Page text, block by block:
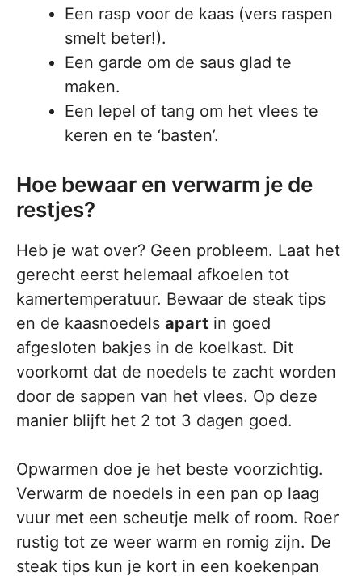
Een rasp voor de kaas (vers raspen
smelt beter!).
Een garde om de saus glad te
maken.
Een lepel of tang om het vlees te
keren en te ‘basten’.
Hoe bewaar en verwarm je de
restjes?
Heb je wat over? Geen probleem. Laat het
gerecht eerst helemaal afkoelen tot
kamertemperatuur. Bewaar de steak tips
en de kaasnoedels apart in goed
afgesloten bakjes in de koelkast. Dit
voorkomt dat de noedels te zacht worden
door de sappen van het vlees. Op deze
manier blijft het 2 tot 3 dagen goed.
Opwarmen doe je het beste voorzichtig.
Verwarm de noedels in een pan op laag
vuur met een scheutje melk of room. Roer
rustig tot ze weer warm en romig zijn. De
steak tips kun je kort in een koekenpan